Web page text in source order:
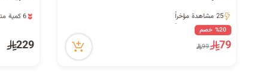
25 مشاهدة مؤخراً
25 مشاهدة مؤخراً
%20 خصم
79
99
24 مشاهدة مؤخراً
24 مشاهدة مؤخراً
229